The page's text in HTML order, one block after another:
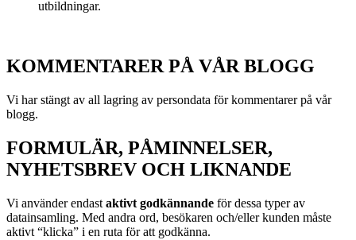
utbildningar.
KOMMENTARER PÅ VÅR BLOGG
Vi har stängt av all lagring av persondata för kommentarer på vår
blogg.
FORMULÄR, PÅMINNELSER,
NYHETSBREV OCH LIKNANDE
Vi använder endast aktivt godkännande för dessa typer av
datainsamling. Med andra ord, besökaren och/eller kunden måste
aktivt “klicka” i en ruta för att godkänna.